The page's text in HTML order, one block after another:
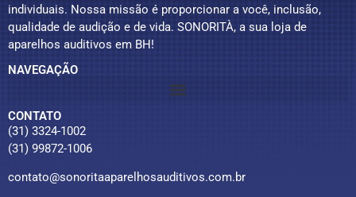
individuais. Nossa missão é proporcionar a você, inclusão,
qualidade de audição e de vida. SONORITÀ, a sua loja de
aparelhos auditivos em BH!
NAVEGAÇÃO
CONTATO
(31) 3324-1002
(31) 99872-1006
contato@sonoritaaparelhosauditivos.com.br